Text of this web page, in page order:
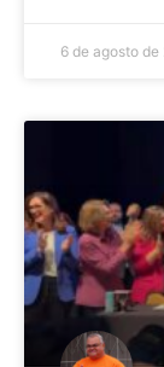
6 de agosto de